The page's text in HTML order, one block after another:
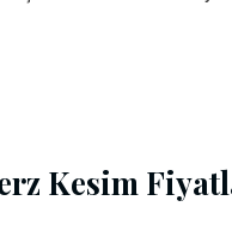
Kesim